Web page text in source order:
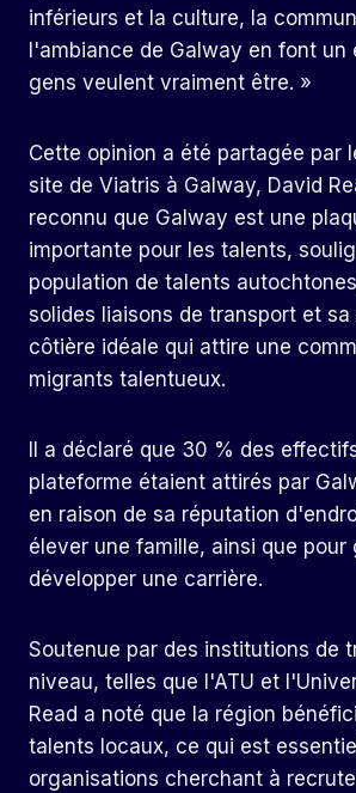
inférieurs et la culture, la
l'ambiance de Galway en font un
gens veulent vraiment être. »
Cette opinion a été partagée par
site de Viatris à Galway, David
reconnu que Galway est une
importante pour les talents,
population de talents
solides liaisons de transport et sa
côtière idéale qui attire une
migrants talentueux.
Il a déclaré que 30 % des
plateforme étaient attirés par
en raison de sa réputation
élever une famille, ainsi que pour
développer une carrière.
Soutenue par des institutions de
niveau, telles que l'ATU et
Read a noté que la région
talents locaux, ce qui est
organisations cherchant à